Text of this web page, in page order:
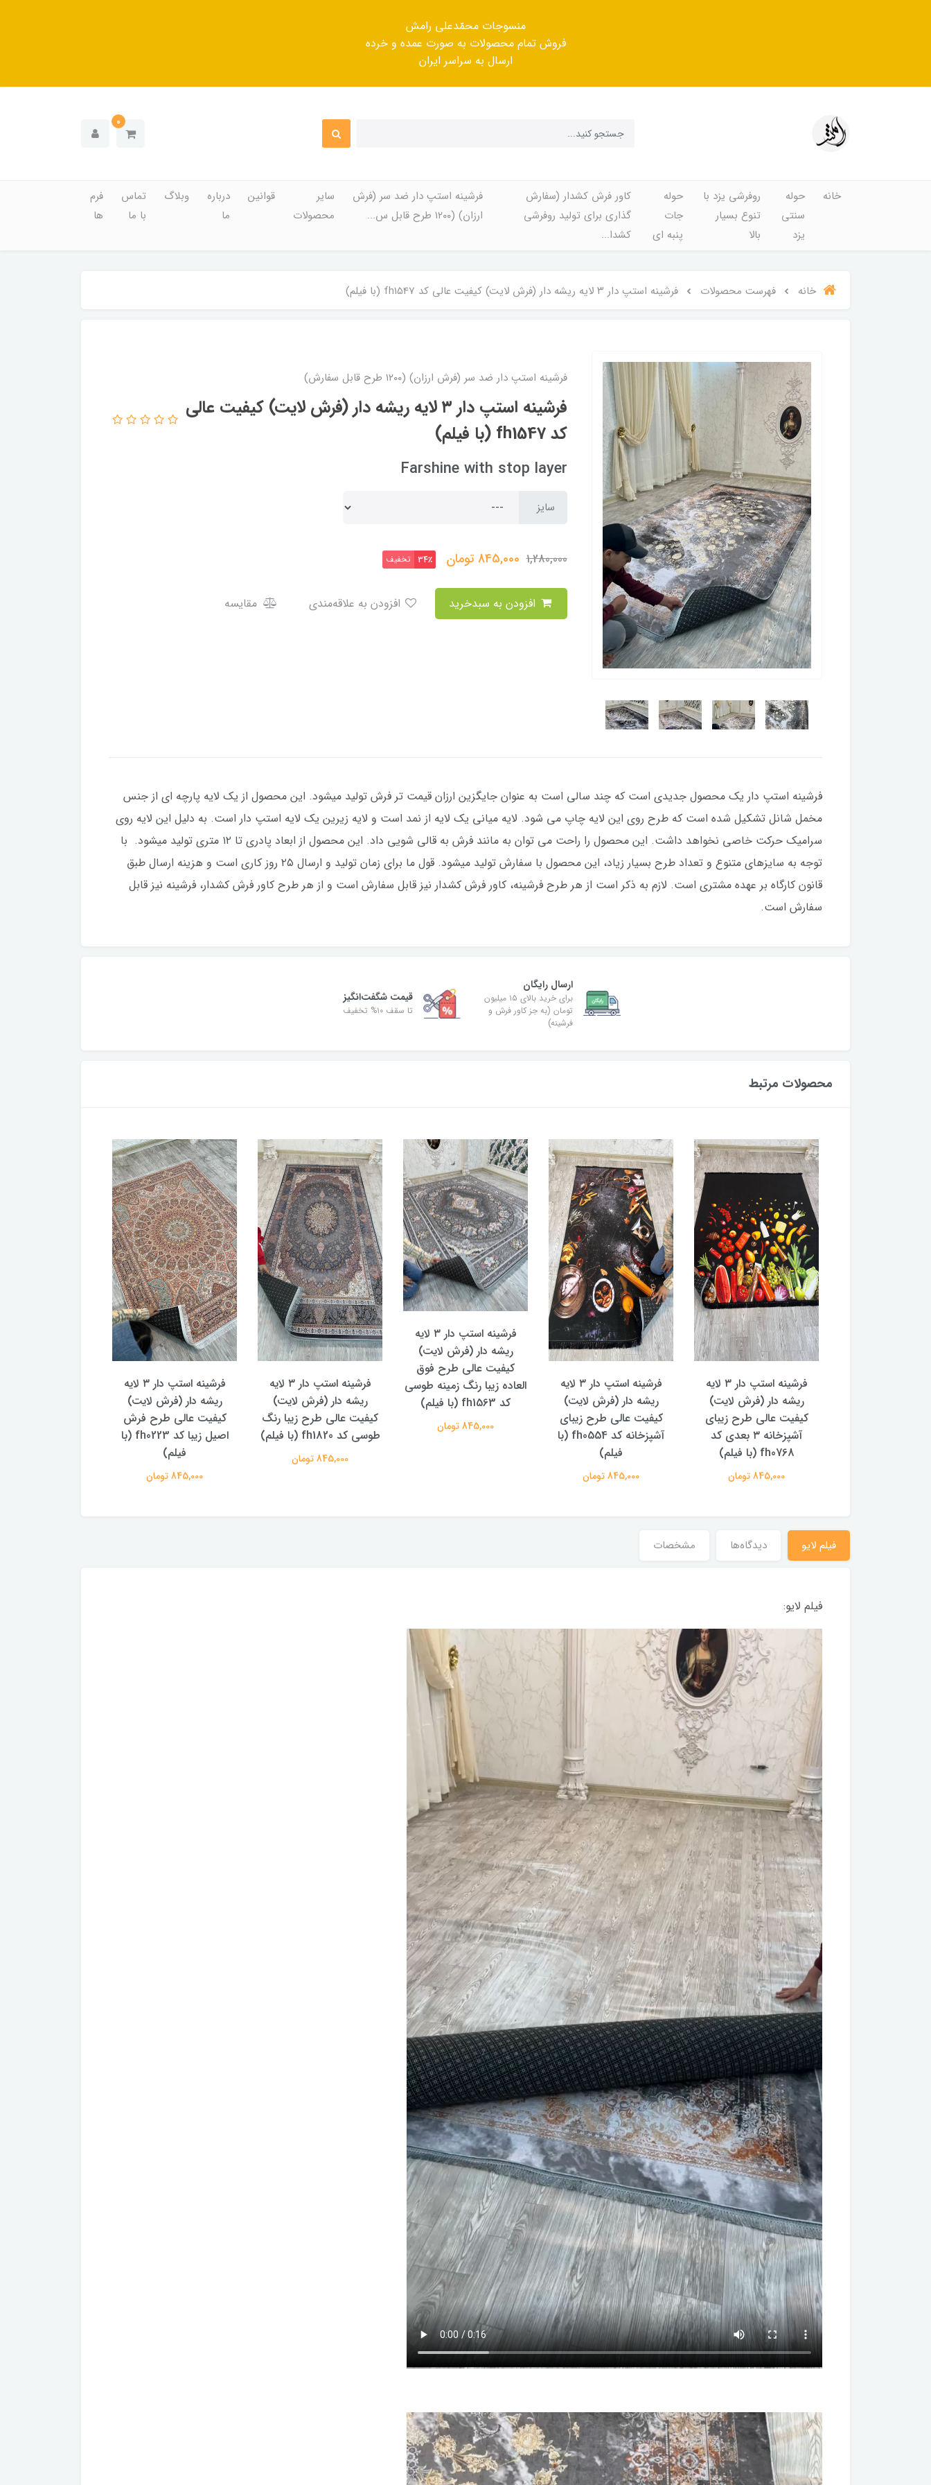
منسوجات محمّدعلی رامش
فروش تمام محصولات به صورت عمده و خرده
ارسال به سراسر ایران
0
خانه
حوله
سنتی
یزد
روفرشی یزد با
تنوع بسیار
بالا
حوله
جات
پنبه ای
کاور فرش کشدار (سفارش
گذاری برای تولید روفرشی
کشدا...
فرشینه استپ دار ضد سر (فرش
ارزان) (۱۲۰۰ طرح قابل س...
سایر
محصولات
قوانین
درباره
ما
وبلاگ
تماس
با ما
فرم
ها
خانه فهرست محصولات فرشینه استپ دار ۳ لایه ریشه دار (فرش لایت) کیفیت عالی کد fh1547 (با فیلم)
فرشینه استپ دار ضد سر (فرش ارزان) (۱۲۰۰ طرح قابل سفارش)
فرشینه استپ دار ۳ لایه ریشه دار (فرش لایت) کیفیت عالی
کد fh1547 (با فیلم)
Farshine with stop layer
سایز
1,280,000
845,000تومان 34٪ تخفیف
مقایسه
فرشینه استپ دار یک محصول جدیدی است که چند سالی است به عنوان جایگزین ارزان قیمت تر فرش تولید میشود. این محصول از یک لایه پارچه ای از جنس
مخمل شانل تشکیل شده است که طرح روی این لایه چاپ می شود. لایه میانی یک لایه از نمد است و لایه زیرین یک لایه استپ دار است. به دلیل این لایه روی
سرامیک حرکت خاصی نخواهد داشت. این محصول را راحت می توان به مانند فرش به قالی شویی داد. این محصول از ابعاد پادری تا ۱۲ متری تولید میشود. با
توجه به سایزهای متنوع و تعداد طرح بسیار زیاد، این محصول با سفارش تولید میشود. قول ما برای زمان تولید و ارسال ۲۵‌ روز کاری است و هزینه ارسال طبق
قانون کارگاه بر عهده مشتری است. لازم به ذکر است از هر طرح فرشینه، کاور فرش کشدار نیز قابل‌ سفارش است و از هر طرح کاور فرش کشدار، فرشینه نیز قابل‌
سفارش است.
ارسال رایگان
برای خرید بالای ۱۵ میلیون
تومان (به جز کاور فرش و
فرشینه)
قیمت شگفت‌انگیز
تا سقف ۱۰% تخفیف
محصولات مرتبط
فرشینه استپ دار ۳ لایه
ریشه دار (فرش لایت)
کیفیت عالی طرح زیبای
آشپزخانه ۳ بعدی کد
fh0768 (با فیلم)
845,000 تومان
فرشینه استپ دار ۳ لایه
ریشه دار (فرش لایت)
کیفیت عالی طرح زیبای
آشپزخانه کد fh0554 (با
فیلم)
845,000 تومان
فرشینه استپ دار ۳ لایه
ریشه دار (فرش لایت)
کیفیت عالی طرح فوق
العاده زیبا رنگ زمینه طوسی
کد fh1563 (با فیلم)
845,000 تومان
فرشینه استپ دار ۳ لایه
ریشه دار (فرش لایت)
کیفیت عالی طرح زیبا رنگ
طوسی کد fh1820 (با فیلم)
845,000 تومان
فرشینه استپ دار ۳ لایه
ریشه دار (فرش لایت)
کیفیت عالی طرح فرش
اصیل زیبا کد fh0223 (با
فیلم)
845,000 تومان
فیلم لایو دیدگاه‌ها مشخصات
فیلم لایو: